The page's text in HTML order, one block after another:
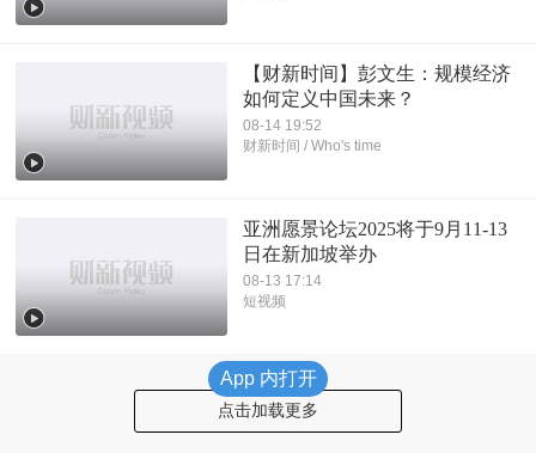
App 内打开
【财新时间】彭文生：规模经济
如何定义中国未来？
08-14 19:52
财新时间 / Who's time
亚洲愿景论坛2025将于9月11-13
日在新加坡举办
08-13 17:14
短视频
点击加载更多